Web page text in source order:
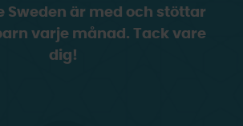
Sweden är med och stöttar
varje månad. Tack vare
dig!